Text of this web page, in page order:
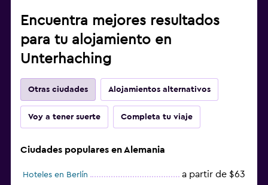
Encuentra mejores resultados
para tu alojamiento en
Unterhaching
Otras ciudades Alojamientos alternativos
Voy a tener suerte Completa tu viaje
Ciudades populares en Alemania
Hoteles en Berlín a partir de $63